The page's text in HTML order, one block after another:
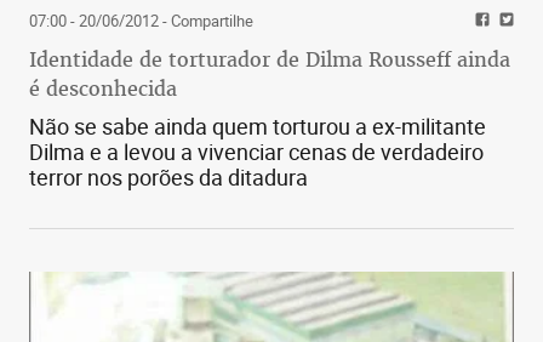
07:00 - 20/06/2012- Compartilhe
Identidade de torturador de Dilma Rousseff ainda
é desconhecida
Não se sabe ainda quem torturou a ex-militante
Dilma e a levou a vivenciar cenas de verdadeiro
terror nos porões da ditadura